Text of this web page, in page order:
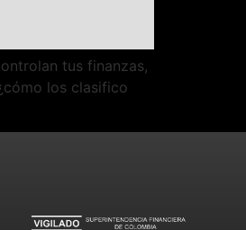
tus finanzas,
los clasifico